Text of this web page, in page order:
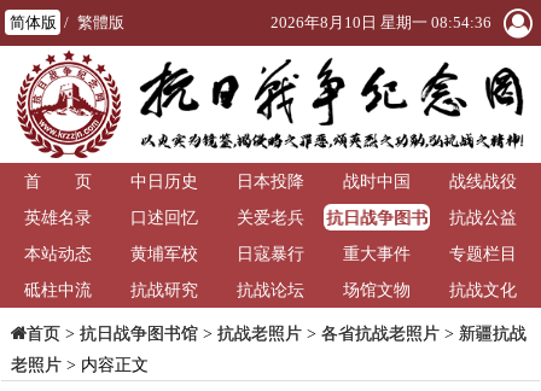
简体版 / 繁體版 2026年8月10日 星期一 08:54:37
首 页 中日历史 日本投降 战时中国
战线战役
英雄名录
口述回忆 关爱老兵
抗日战争图书
馆
抗战公益
本站动态
黄埔军校 日寇暴行 重大事件
专题栏目
砥柱中流
抗战研究 抗战论坛 场馆文物 抗战文化
首页> 抗日战争图书馆> 抗战老照片> 各省抗战老照片> 新疆抗战
老照片> 内容正文